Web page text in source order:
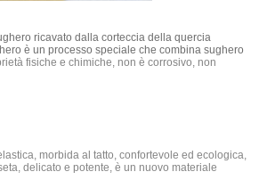
ricavato dalla corteccia della quercia
è un processo speciale che combina sughero
fisiche e chimiche, non è corrosivo, non
morbida al tatto, confortevole ed ecologica,
delicato e potente, è un nuovo materiale